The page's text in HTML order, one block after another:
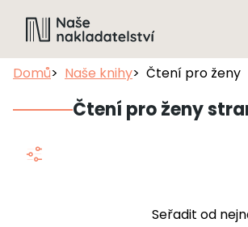
Domů Naše knihy Čtení pro ženy
Čtení pro ženy
Seřadit od